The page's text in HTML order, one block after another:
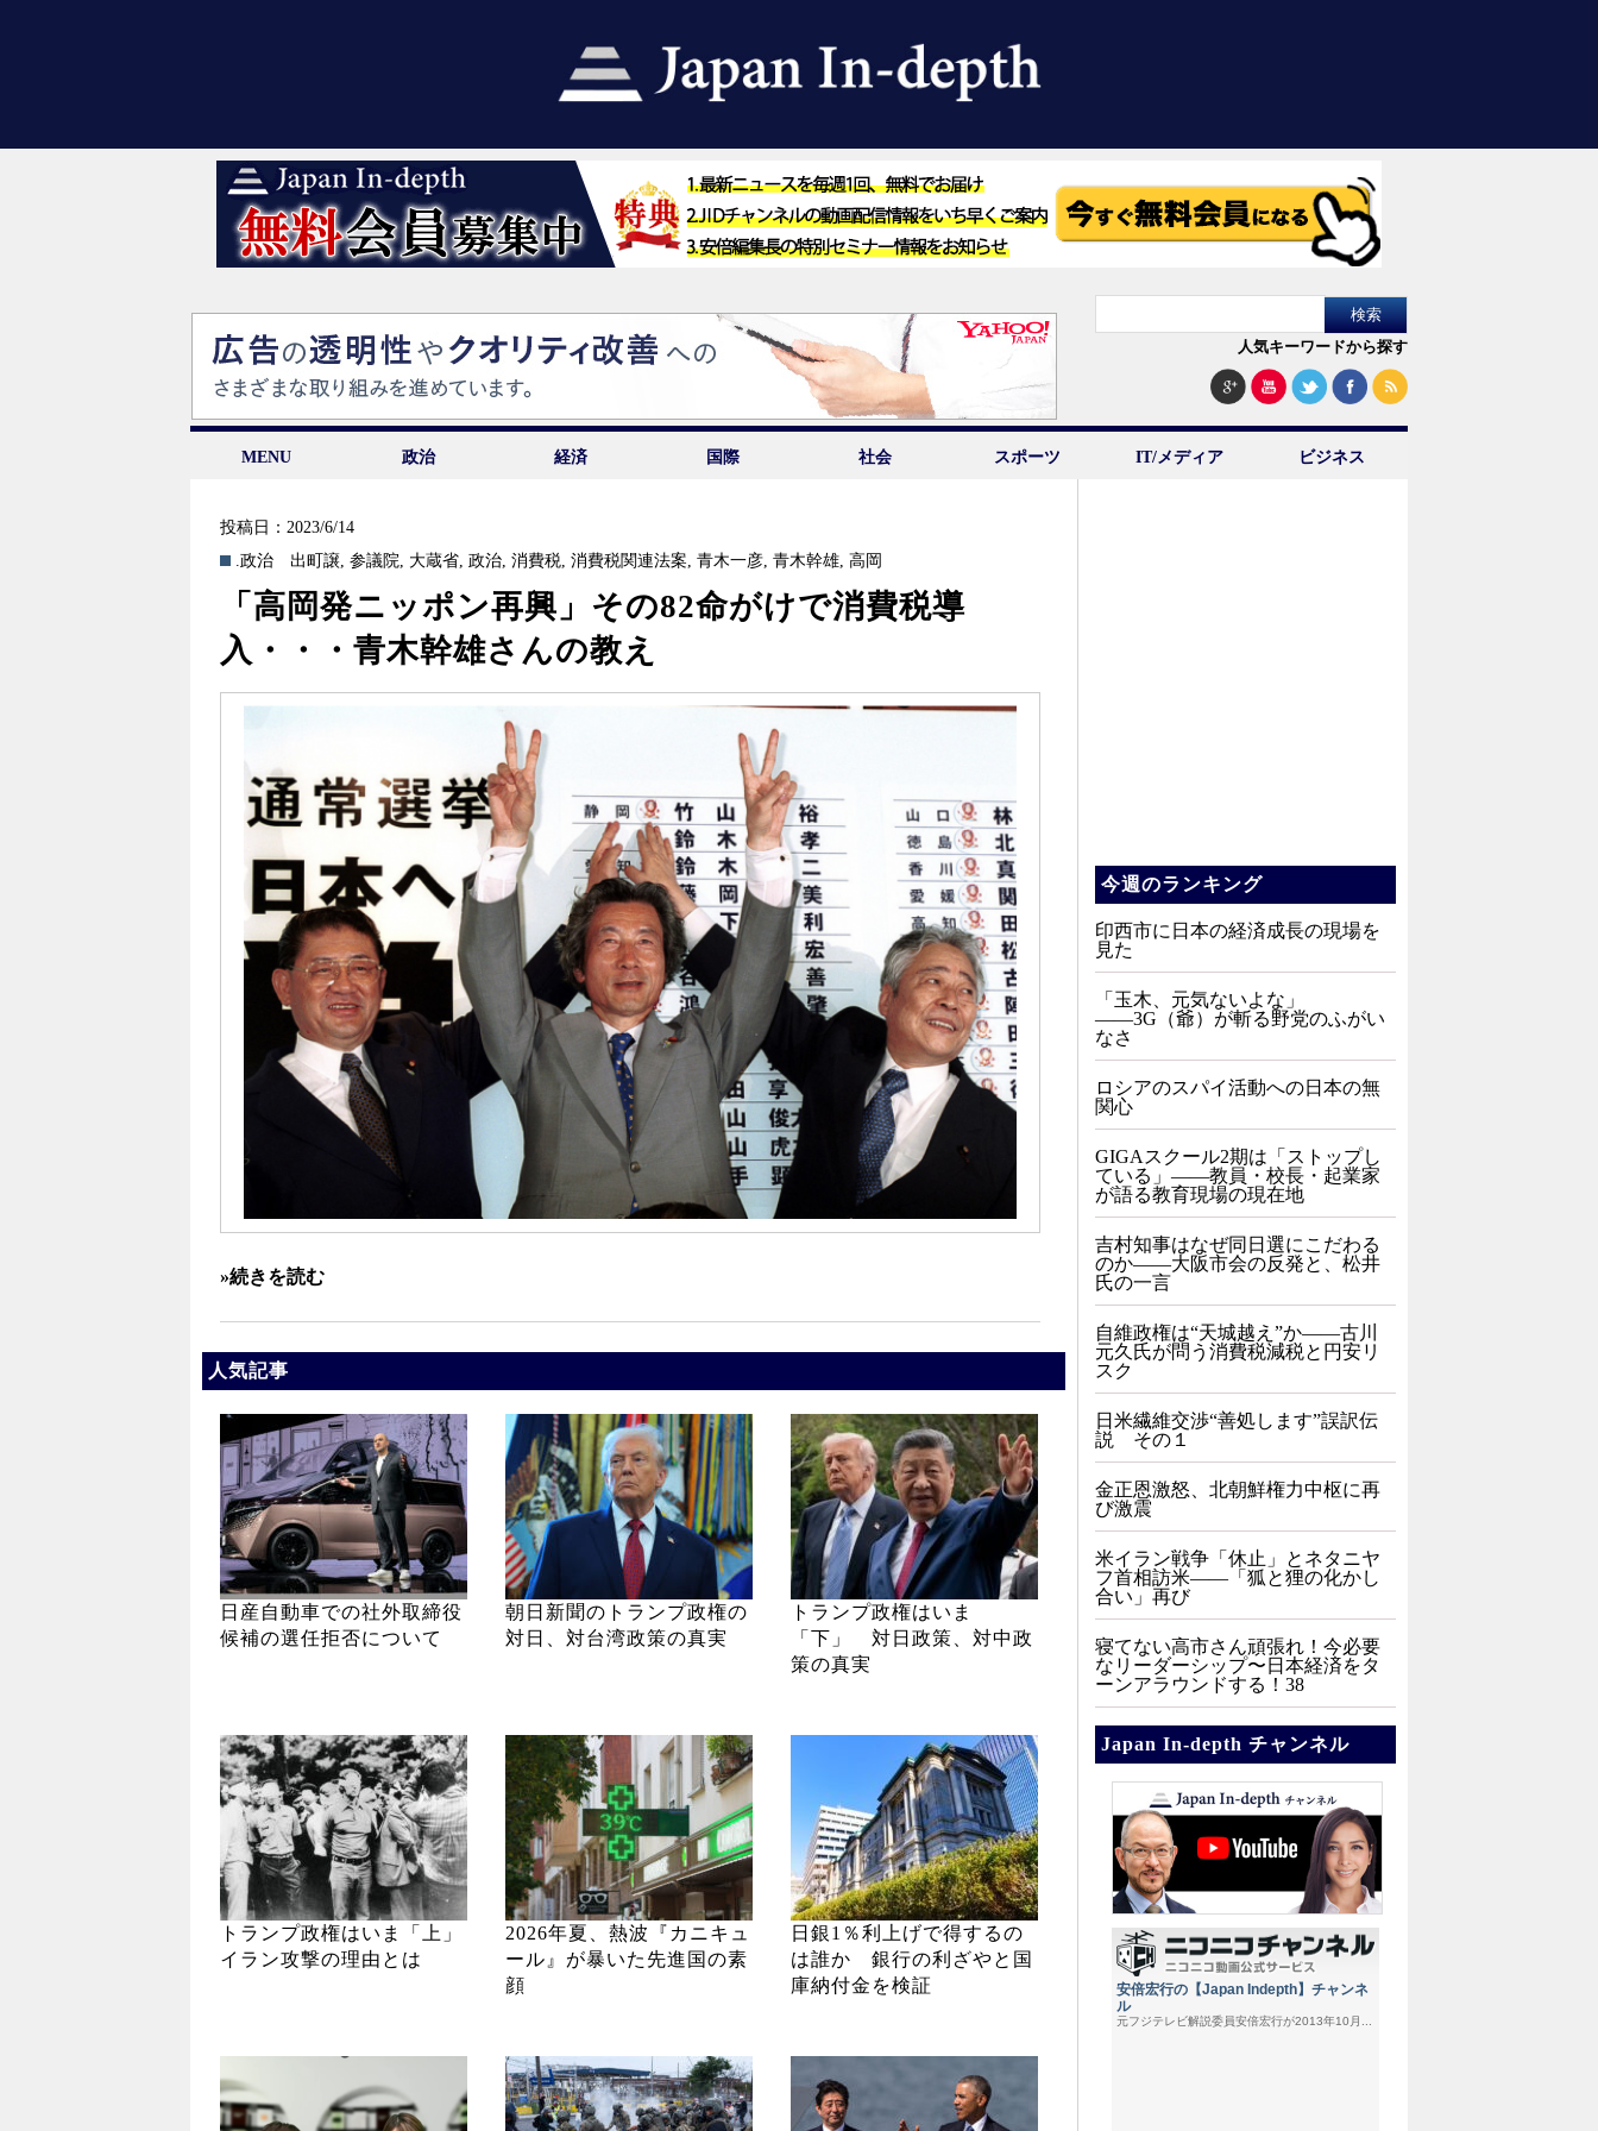
人気キーワードから探す
MENU 政治 経済 国際 社会 スポーツ IT/メディア ビジネス
投稿日：2023/6/14
.政治
出町譲,参議院, 大蔵省,政治,消費税,消費税関連法案,青木一彦,青木幹雄,高岡
「高岡発ニッポン再興」その82命がけで消費税導
入・・・青木幹雄さんの教え
»続きを読む
人気記事
日産自動車での社外取締役
候補の選任拒否について
朝日新聞のトランプ政権の
対日、対台湾政策の真実
トランプ政権はいま
「下」 対日政策、対中政
策の真実
トランプ政権はいま「上」
イラン攻撃の理由とは
2026年夏、熱波『カニキュ
ール』が暴いた先進国の素
顔
日銀1％利上げで得するの
は誰か 銀行の利ざやと国
庫納付金を検証
今週のランキング
印西市に日本の経済成長の現場を
見た
「玉木、元気ないよな」
――3G（爺）が斬る野党のふがい
なさ
ロシアのスパイ活動への日本の無
関心
GIGAスクール2期は「ストップし
ている」——教員・校長・起業家
が語る教育現場の現在地
吉村知事はなぜ同日選にこだわる
のか――大阪市会の反発と、松井
氏の一言
自維政権は“天城越え”か――古川
元久氏が問う消費税減税と円安リ
スク
日米繊維交渉“善処します”誤訳伝
説 その１
金正恩激怒、北朝鮮権力中枢に再
び激震
米イラン戦争「休止」とネタニヤ
フ首相訪米――「狐と狸の化かし
合い」再び
寝てない高市さん頑張れ！今必要
なリーダーシップ〜日本経済をタ
ーンアラウンドする！38
Japan In-depth チャンネル